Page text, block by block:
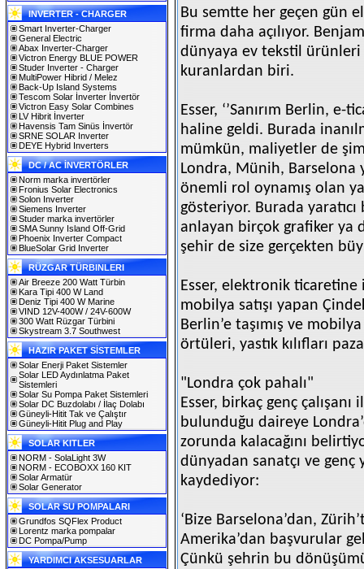
INVERTER - CHARGER
Smart Inverter-Charger
General Electric
Abax Inverter-Charger
Victron Energy BLUE POWER
Studer Inverter - Charger
MultiPower Hibrid / Melez
Back-Up Island Systems
Tescom Solar İnverter İnvertör
Victron Easy Solar Combines
LV Hibrit İnverter
Havensis Tam Sinüs İnvertör
SRNE SOLAR Inverter
DEYE Hybrid Inverters
DC / AC İNVERTÖRLER
Norm marka invertörler
Fronius Solar Electronics
Solon Inverter
Siemens Inverter
Studer marka invertörler
SMA Sunny Island Off-Grid
Phoenix Inverter Compact
BlueSolar Grid Inverter
RÜZGAR TÜRBINLERI
Air Breeze 200 Watt Türbin
Kara Tipi 400 W Land
Deniz Tipi 400 W Marine
VIND 12V-400W / 24V-600W
300 Watt Rüzgar Türbini
Skystream 3.7 Southwest
HAZIR PAKET SİSTEMLER
Solar Enerji Paket Sistemler
Solar LED Aydınlatma Paket
Sistemleri
Solar Su Pompa Paket Sistemleri
Solar DC Buzdolabı / İlaç Dolabı
Güneyli-Hitit Tak ve Çalıştır
Güneyli-Hitit Plug and Play
SOLAR KITLER
NORM - SolaLight 3W
NORM - ECOBOXX 160 KIT
Solar Armatür
Solar Generator
SOLAR SU POMPALARI
Grundfos SQFlex Product
Lorentz marka pompalar
DC Pompa/Pump
YARDIMCI AKSESUARLAR
Bu semtte her geçen gün
firma daha açılıyor.
dünyaya ev tekstil ürünleri
kuranlardan biri.
Esser, ‘’Sanırım Berlin,
haline geldi. Burada
mümkün, maliyetler de
Londra, Münih, Barselona
önemli rol oynamış olan
gösteriyor. Burada
anlayan birçok grafiker ya
şehir de size gerçekten
Esser, elektronik ticaretine
mobilya satışı yapan
Berlin’e taşımış ve
örtüleri, yastık kılıfları
"Londra çok pahalı"
Esser, birkaç genç
bulunduğu daireye
zorunda kalacağını
dünyadan sanatçı ve
kaydediyor:
‘Bize Barselona’dan,
Amerika’dan başvurular
Çünkü şehrin bu